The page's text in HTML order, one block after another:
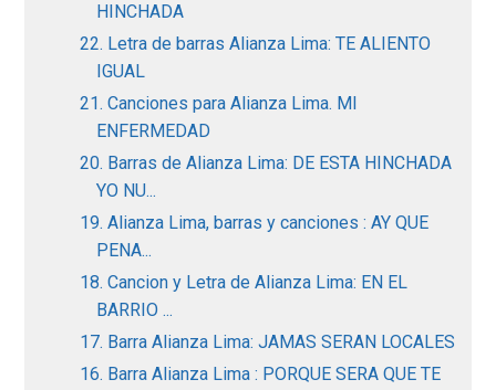
HINCHADA
22. Letra de barras Alianza Lima: TE ALIENTO
IGUAL
21. Canciones para Alianza Lima. MI
ENFERMEDAD
20. Barras de Alianza Lima: DE ESTA HINCHADA
YO NU...
19. Alianza Lima, barras y canciones : AY QUE
PENA...
18. Cancion y Letra de Alianza Lima: EN EL
BARRIO ...
17. Barra Alianza Lima: JAMAS SERAN LOCALES
16. Barra Alianza Lima : PORQUE SERA QUE TE